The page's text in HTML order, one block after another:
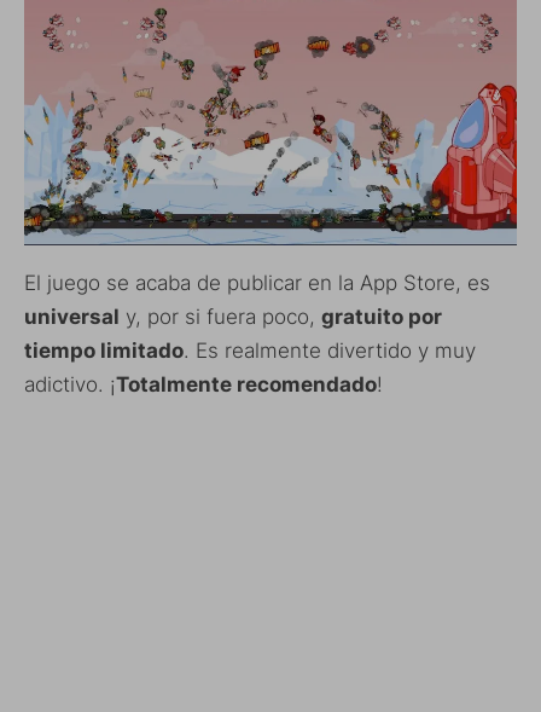
El juego se acaba de publicar en la App Store, es
universal y, por si fuera poco, gratuito por
tiempo limitado. Es realmente divertido y muy
adictivo. ¡Totalmente recomendado!